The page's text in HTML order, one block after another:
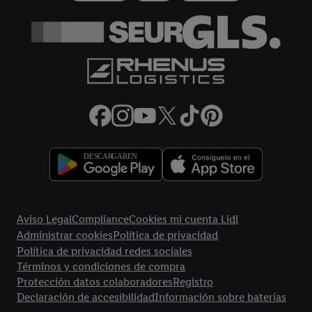
Aviso LegalComplianceCookies mi cuenta Lidl
Administrar cookiesPolítica de privacidad
Política de privacidad redes sociales
Términos y condiciones de compra
Protección datos colaboradoresRegistro
Declaración de accesibilidadInformación sobre baterías
Al hacer clic en "Rechazar", sólo permite el uso de las
tecnologías necesarias. Al hacer clic en "Aceptar", consiente
todo el tratamiento para todos los fines mencionados.
Encontrará más información, incluida la relativa al período de
consentimiento en cualquier momento con efectos para el
futuro, en nuestrapolítica de privacidad.
Puede encontrar el